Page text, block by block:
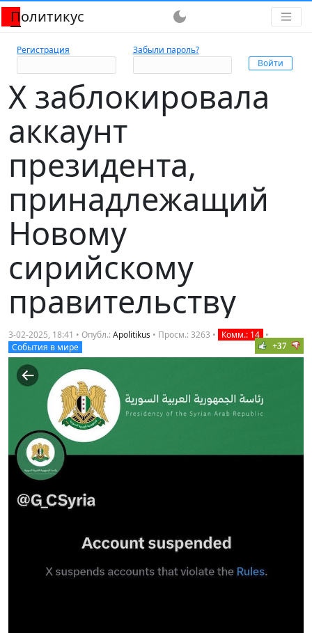
Политикус dark_mode
Регистрация Забыли пароль?
X заблокировала
аккаунт
президента,
принадлежащий
Новому
сирийскому
правительству
3-02-2025, 18:41 • Опубл.:Apolitikus • Просм.: 3263 • Комм.: 14 •
События в мире
+37